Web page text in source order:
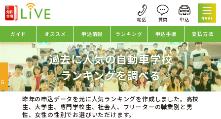
NAVI
ガイド オススメ 申込情報 ランキング 申込手順 支払方法
過去に人気の自動車学校
ランキングを調べる
昨年の申込データを元に人気ランキングを作成しました。高校
生、大学生、専門学校生、社会人、フリーターの職業別と男
性、女性の性別でお選びいただけます。